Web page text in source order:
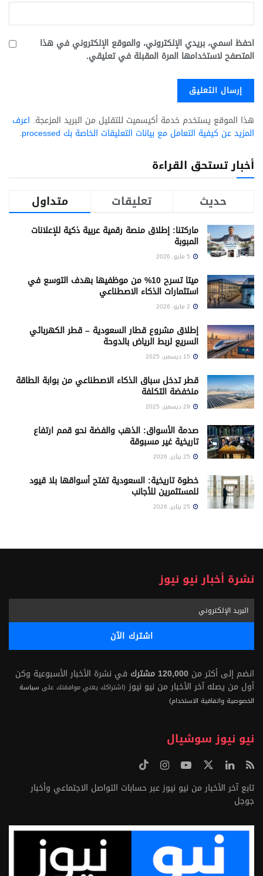
احفظ اسمي، بريدي الإلكتروني، والموقع الإلكتروني في هذا
المتصفح لاستخدامها المرة المقبلة في تعليقي.
هذا الموقع يستخدم خدمة أكيسميت للتقليل من البريد المزعجة. اعرف
المزيد عن كيفية التعامل مع بيانات التعليقات الخاصة بك processed
.
أخبار تستحق القراءة
متداول
تعليقات حديث
ماركتنا: إطلاق منصة رقمية عربية ذكية للإعلانات
المبوبة
ميتا تسرح 10% من موظفيها بهدف التوسع في
استثمارات الذكاء الاصطناعي
إطلاق مشروع قطار السعودية – قطر الكهربائي
السريع لربط الرياض بالدوحة
قطر تدخل سباق الذكاء الاصطناعي من بوابة الطاقة
منخفضة التكلفة
صدمة الأسواق: الذهب والفضة نحو قمم ارتفاع
تاريخية غير مسبوقة
خطوة تاريخية: السعودية تفتح أسواقها بلا قيود
للمستثمرين للأجانب
نشرة أخبار نيو نيوز
انضم إلى أكثر من 120,000 مشترك
في نشرة الأخبار الأسبوعية وكن
أول من يصله آخر الأخبار من نيو نيوز (اشتراكك يعني موافقتك على سياسة
الخصوصية واتفاقية الاستخدام)
نيو نيوز سوشيال
تابع آخر الأخبار من نيو نيوز عبر حسابات التواصل الاجتماعي وأخبار
جوجل